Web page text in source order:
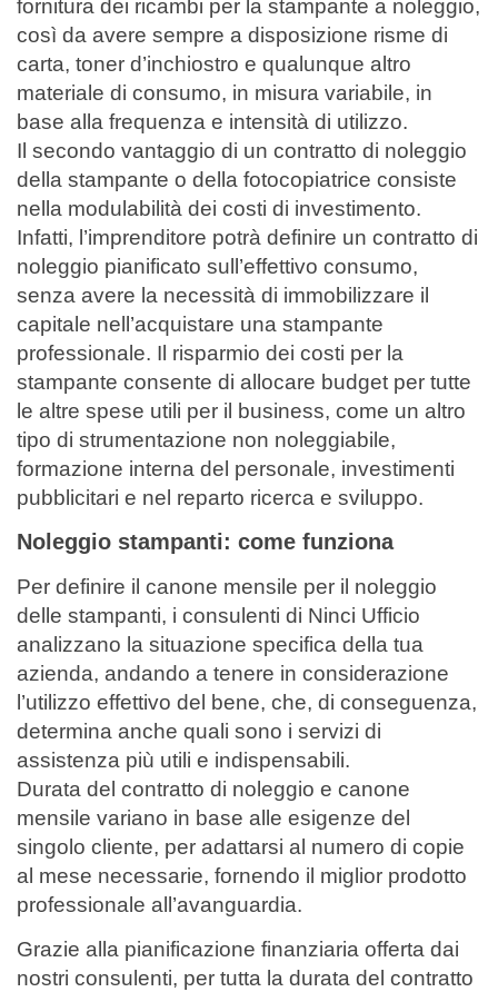
fornitura dei ricambi per la stampante a noleggio,
così da avere sempre a disposizione risme di
carta, toner d’inchiostro e qualunque altro
materiale di consumo, in misura variabile, in
base alla frequenza e intensità di utilizzo.
Il secondo vantaggio di un contratto di noleggio
della stampante o della fotocopiatrice consiste
nella modulabilità dei costi di investimento.
Infatti, l’imprenditore potrà definire un contratto di
noleggio pianificato sull’effettivo consumo,
senza avere la necessità di immobilizzare il
capitale nell’acquistare una stampante
professionale. Il risparmio dei costi per la
stampante consente di allocare budget per tutte
le altre spese utili per il business, come un altro
tipo di strumentazione non noleggiabile,
formazione interna del personale, investimenti
pubblicitari e nel reparto ricerca e sviluppo.
Noleggio stampanti: come funziona
Per definire il canone mensile per il noleggio
delle stampanti, i consulenti di Ninci Ufficio
analizzano la situazione specifica della tua
azienda, andando a tenere in considerazione
l’utilizzo effettivo del bene, che, di conseguenza,
determina anche quali sono i servizi di
assistenza più utili e indispensabili.
Durata del contratto di noleggio e canone
mensile variano in base alle esigenze del
singolo cliente, per adattarsi al numero di copie
al mese necessarie, fornendo il miglior prodotto
professionale all’avanguardia.
Grazie alla pianificazione finanziaria offerta dai
nostri consulenti, per tutta la durata del contratto